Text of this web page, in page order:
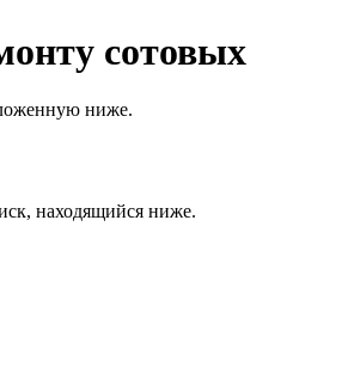
сотовых
ниже.
находящийся ниже.